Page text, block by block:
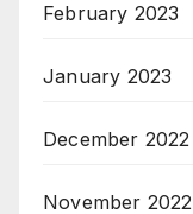
February 2023
January 2023
December 2022
November 2022